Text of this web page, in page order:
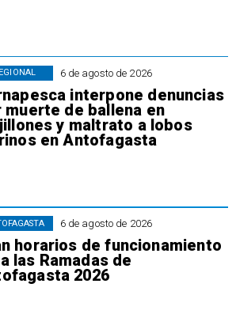
6 de agosto de 2026
interpone denuncias
muerte de ballena en
y maltrato a lobos
en Antofagasta
6 de agosto de 2026
horarios de funcionamiento
las Ramadas de
2026